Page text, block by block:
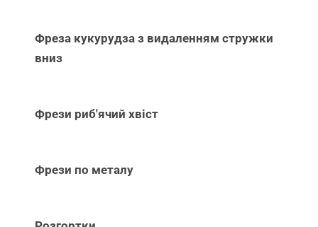
Фреза кукурудза з видаленням стружки
вниз
Фрези риб'ячий хвіст
Фрези по металу